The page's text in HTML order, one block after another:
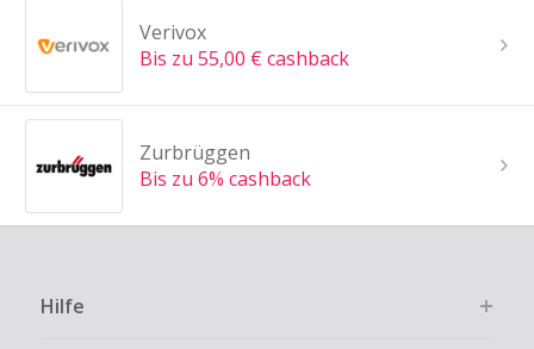
Verivox
Bis zu 55,00 € cashback
Zurbrüggen
Bis zu 6% cashback
Hilfe